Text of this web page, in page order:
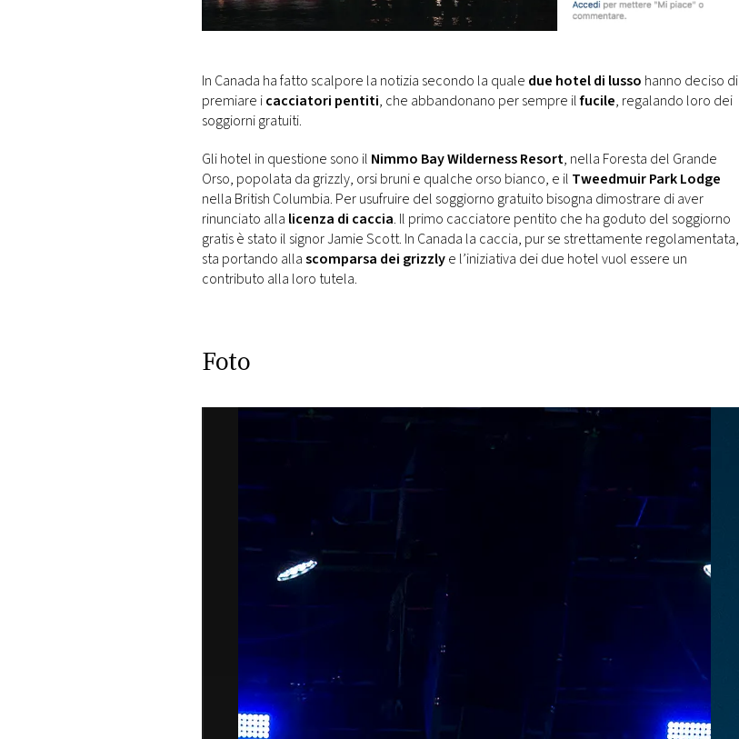
MONACO
RMC
CONSIGLIA
In Canada ha fatto scalpore la notizia secondo la quale due hotel di lusso hanno deciso di
premiare icacciatori pentiti, che abbandonano per sempre ilfucile, regalando loro dei
soggiorni gratuiti.
Gli hotel in questione sono il Nimmo Bay Wilderness Resort, nella Foresta del Grande
Orso, popolata da grizzly, orsi bruni e qualche orso bianco, e il Tweedmuir Park Lodge
nella British Columbia. Per usufruire del soggiorno gratuito bisogna dimostrare di aver
rinunciato alla licenza di caccia. Il primo cacciatore pentito che ha goduto del soggiorno
gratis è stato il signor Jamie Scott. In Canada la caccia, pur se strettamente regolamentata,
sta portando allascomparsa dei grizzlye l’iniziativa dei due hotel vuol essere un
contributo alla loro tutela.
Foto